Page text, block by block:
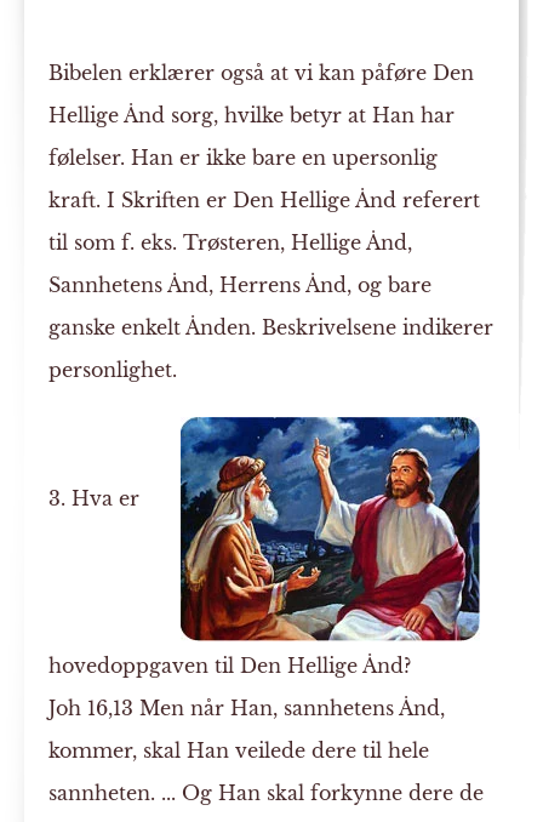
Bibelen erklærer også at vi kan påføre Den
Hellige Ånd sorg, hvilke betyr at Han har
følelser. Han er ikke bare en upersonlig
kraft. I Skriften er Den Hellige Ånd referert
til som f. eks. Trøsteren, Hellige Ånd,
Sannhetens Ånd, Herrens Ånd, og bare
ganske enkelt Ånden. Beskrivelsene indikerer
personlighet.
3. Hva er
hovedoppgaven til Den Hellige Ånd?
Joh 16,13 Men når Han, sannhetens Ånd,
kommer, skal Han veilede dere til hele
sannheten. ... Og Han skal forkynne dere de